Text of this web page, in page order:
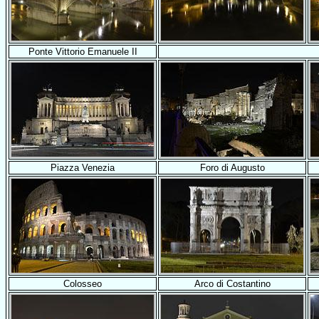
Ponte Vittorio Emanuele II
Piazza Venezia Foro di Augusto
Colosseo Arco di Costantino